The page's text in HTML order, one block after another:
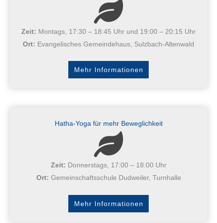
Zeit: Montags, 17:30 – 18:45 Uhr und 19:00 – 20:15 Uhr
Ort: Evangelisches Gemeindehaus, Sulzbach-Altenwald
Mehr Informationen
Hatha-Yoga für mehr Beweglichkeit
Zeit: Donnerstags, 17:00 – 18:00 Uhr
Ort: Gemeinschaftsschule Dudweiler, Turnhalle
Mehr Informationen